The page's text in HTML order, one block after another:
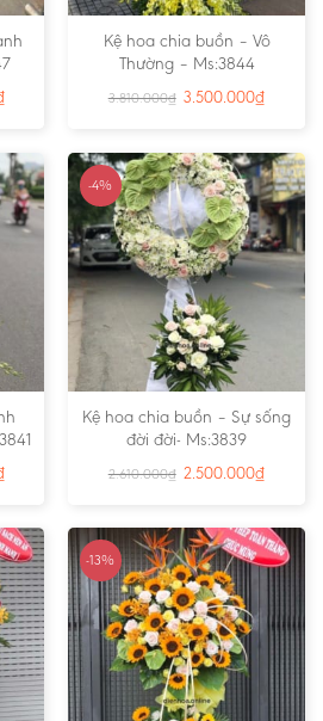
Kệ hoa chia buồn – Vô
Thường – Ms:3844
3.810.000₫ 3.500.000₫
-4%
Kệ hoa chia buồn – Sự sống
đời đời- Ms:3839
2.610.000₫ 2.500.000₫
-13%